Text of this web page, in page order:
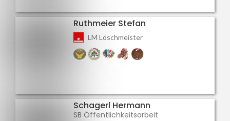
Ruthmeier Stefan
LM Löschmeister
Schagerl Hermann
SB Öffentlichkeitsarbeit